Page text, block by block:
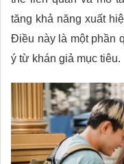
tăng khả năng xuất
Điều này là một phần
ý từ khán giả mục tiêu.